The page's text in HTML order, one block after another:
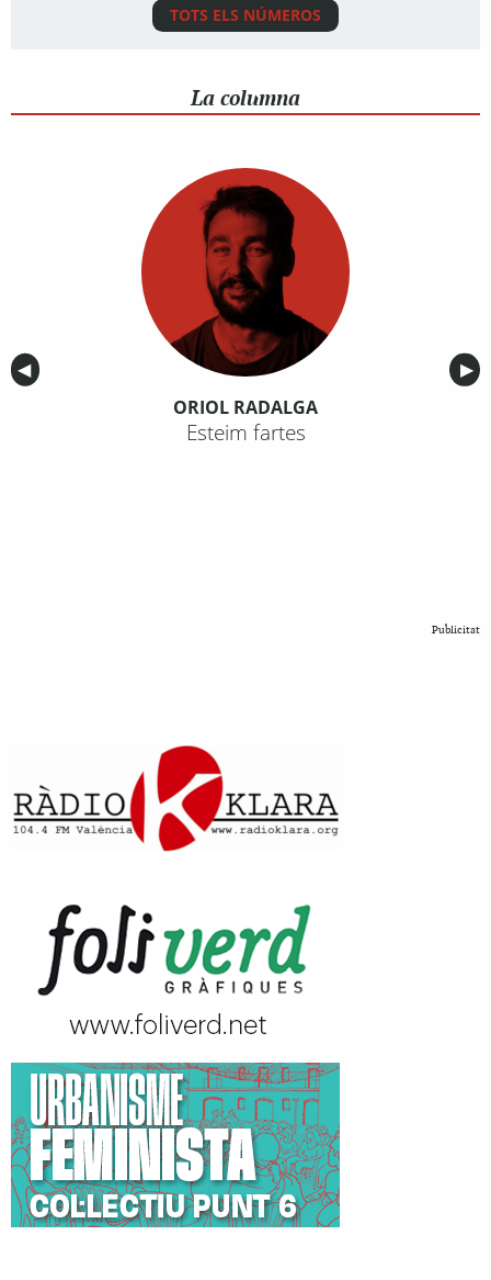
TOTS ELS NÚMEROS
La columna
Anterior
◀︎ ▶︎
ORIOL RADALGA
Esteim fartes
Publicitat